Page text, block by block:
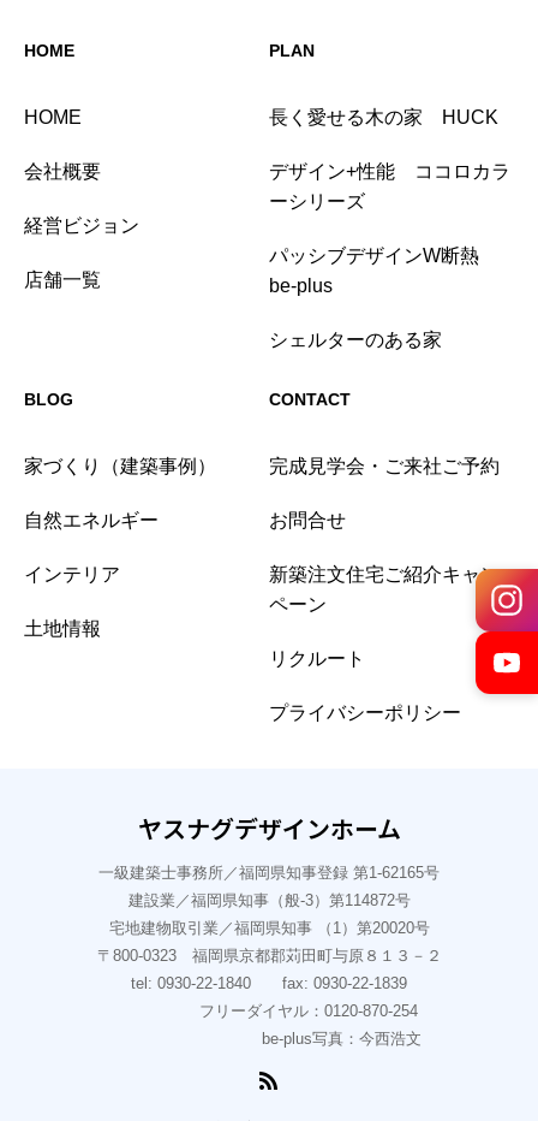
HOME
HOME
会社概要
経営ビジョン
店舗一覧
PLAN
長く愛せる木の家 HUCK
デザイン+性能 ココロカラ
ーシリーズ
パッシブデザインW断熱
be-plus
シェルターのある家
BLOG
家づくり（建築事例）
自然エネルギー
インテリア
土地情報
CONTACT
完成見学会・ご来社ご予約
お問合せ
新築注文住宅ご紹介キャン
ペーン
リクルート
プライバシーポリシー
ヤスナグデザインホーム
一級建築士事務所／福岡県知事登録 第1-62165号
建設業／福岡県知事（般-3）第114872号
宅地建物取引業／福岡県知事 （1）第20020号
〒800-0323 福岡県京都郡苅田町与原８１３－２
tel: 0930-22-1840 fax: 0930-22-1839
フリーダイヤル：0120-870-254
be-plus写真：今西浩文